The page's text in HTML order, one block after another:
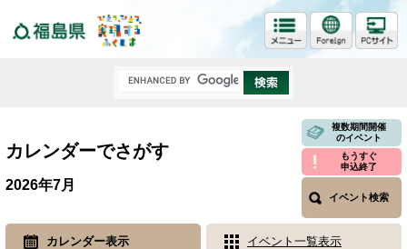
カレンダーでさがす
複数期間開催
のイベント
もうすぐ
申込終了
イベント検索
2026年7月
カレンダー表示 イベント一覧表示